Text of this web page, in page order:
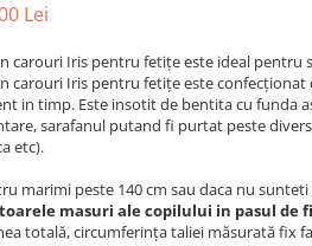
Lei
carouri Iris pentru fetițe este ideal
carouri Iris pentru fetițe este
in timp. Este insotit de bentita cu funda
sarafanul putand fi purtat peste
etc).
marimi peste 140 cm sau daca nu
masuri ale copilului in pasul de
totală, circumferința taliei măsurată fix